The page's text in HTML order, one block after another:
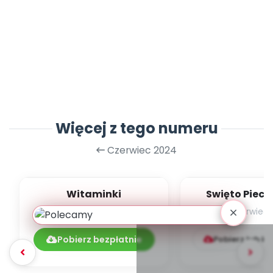
Więcej z tego numeru
Czerwiec 2024
Witaminki
czerwiec 2024
Pobierz bezpłatnie
Swięto
czerwiec
Pobierz lub